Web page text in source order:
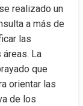
realizado un
a más de
las
La
que
orientar las
de los